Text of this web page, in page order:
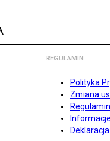
REGULAMIN
Polityka
Zmiana